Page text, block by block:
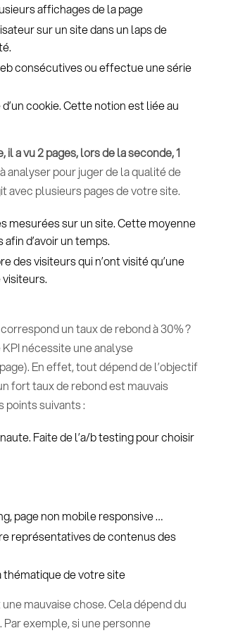
affichages de la page
sur un site dans un laps de
consécutives ou effectue une série
cookie. Cette notion est liée au
a vu 2 pages, lors de la seconde, 1
analyser pour juger de la qualité de
avec plusieurs pages de votre site.
mesurées sur un site. Cette moyenne
d’avoir un temps.
des visiteurs qui n’ont visité qu’une
un taux de rebond à 30% ?
nécessite une analyse
En effet, tout dépend de l’objectif
fort taux de rebond est mauvais
points suivants :
Faite de l’a/b testing pour choisir
page non mobile responsive …
représentatives de contenus des
de votre site
mauvaise chose. Cela dépend du
exemple, si une personne